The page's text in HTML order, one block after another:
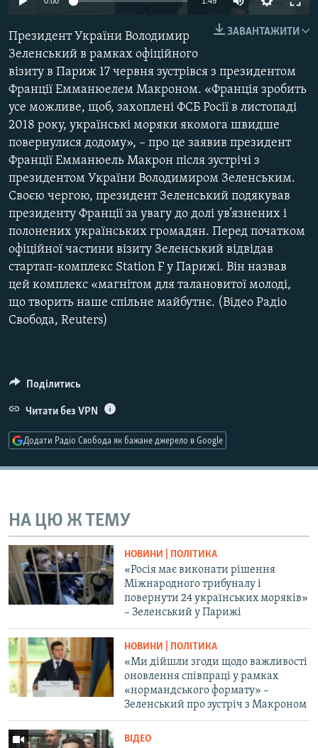
ФОТО
СПЕЦПРОЄКТИ
ПОДКАСТИ
КРИМ РЕАЛІЇ
РУС
УКР
КТАТ
ДОЛУЧАЙСЯ!
ЗАВАНТАЖИТИ
Президент України Володимир
Зеленський в рамках офіційного
візиту в Париж 17 червня зустрівся з президентом
Франції Емманюелем Макроном. «Франція зробить
усе можливе, щоб, захоплені ФСБ Росії в листопаді
2018 року, українські моряки якомога швидше
повернулися додому», – про це заявив президент
Франції Емманюель Макрон після зустрічі з
президентом України Володимиром Зеленським.
Своєю чергою, президент Зеленський подякував
президенту Франції за увагу до долі ув’язнених і
полонених українських громадян. Перед початком
офіційної частини візиту Зеленський відвідав
стартап-комплекс Station F у Парижі. Він назвав
цей комплекс «магнітом для талановитої молоді,
що творить наше спільне майбутнє. (Відео Радіо
Свобода, Reuters)
Поділитись
Читати без VPN
Додати Радіо Свобода як бажане джерело в Google
НА ЦЮ Ж ТЕМУ
НОВИНИ | ПОЛІТИКА
«Росія має виконати рішення
Міжнародного трибуналу і
повернути 24 українських моряків»
– Зеленський у Парижі
НОВИНИ | ПОЛІТИКА
«Ми дійшли згоди щодо важливості
оновлення співпраці у рамках
«нормандського формату» –
Зеленський про зустріч з Макроном
ВІДЕО